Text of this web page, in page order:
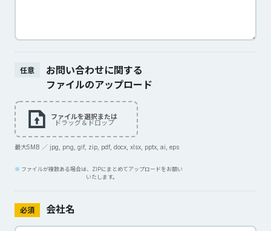
任意
お問い合わせに関する
ファイルのアップロード
ファイルを選択または
ドラッグ＆ドロップ
最大5MB ／ jpg, png, gif, zip, pdf, docx, xlsx, pptx, ai, eps
ファイルが複数ある場合は、ZIPにまとめてアップロードをお願い
いたします。
必須 会社名